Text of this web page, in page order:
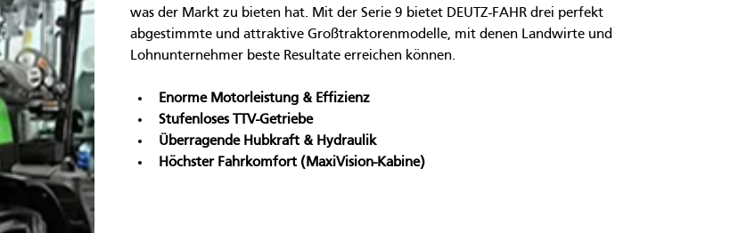
was der Markt zu bieten hat. Mit der Serie 9 bietet DEUTZ-FAHR drei perfekt
abgestimmte und attraktive Großtraktorenmodelle, mit denen Landwirte und
Lohnunternehmer beste Resultate erreichen können.
Enorme Motorleistung & Effizienz
Stufenloses TTV-Getriebe
Überragende Hubkraft & Hydraulik
Höchster Fahrkomfort (MaxiVision-Kabine)